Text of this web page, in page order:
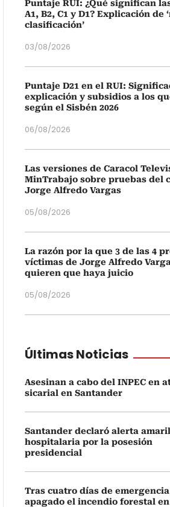
Puntaje RUI: ¿Qué significan
A1, B2, C1 y D1? Explicación de
clasificación’
03/08/2026
Puntaje D21 en el RUI:
explicación y subsidios a los
según el Sisbén 2026
06/08/2026
Las versiones de Caracol
MinTrabajo sobre pruebas del
Jorge Alfredo Vargas
05/08/2026
La razón por la que 3 de las 4
víctimas de Jorge Alfredo
quieren que haya juicio
05/08/2026
Últimas Noticias
Asesinan a cabo del INPEC en
sicarial en Santander
Santander declaró alerta
hospitalaria por la posesión
presidencial
Tras cuatro días de
apagado el incendio forestal